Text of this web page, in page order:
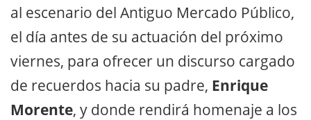
al escenario del Antiguo Mercado Público,
el día antes de su actuación del próximo
viernes, para ofrecer un discurso cargado
de recuerdos hacia su padre, Enrique
Morente, y donde rendirá homenaje a los